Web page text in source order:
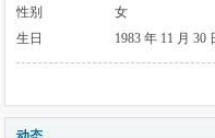
性别
女
生日
1983 年 11 月 30